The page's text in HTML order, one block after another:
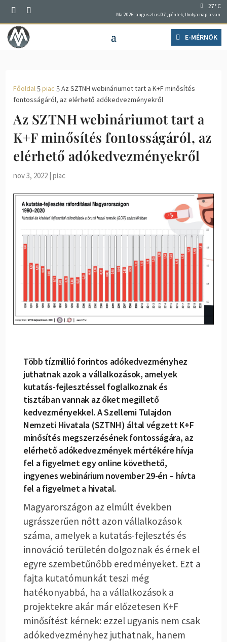
27° C
Ma 2026. augusztus 07., péntek, Ibolya napja van.
E-MÉRNÖK
Főoldal 5 piac 5 Az SZTNH webináriumot tart a K+F minősítés
fontosságáról, az elérhető adókedvezményekről
Az SZTNH webináriumot tart a
K+F minősítés fontosságáról, az
elérhető adókedvezményekről
nov 3, 2022 |piac
Több tízmillió forintos adókedvezményhez
juthatnak azok a vállalkozások, amelyek
kutatás-fejlesztéssel foglalkoznak és
tisztában vannak az őket megillető
kedvezményekkel. A Szellemi Tulajdon
Nemzeti Hivatala (SZTNH) által végzett K+F
minősítés megszerzésének fontosságára, az
elérhető adókedvezmények mértékére hívja
fel a figyelmet egy online követhető,
ingyenes webinárium november 29-én – hívta
fel a figyelmet a hivatal.
Magyarországon az elmúlt években
ugrásszerűen nőtt azon vállalkozások
száma, amelyek a kutatás-fejlesztés és
innováció területén dolgoznak és érnek el
egyre szembetűnőbb eredményeket. Ezt a
fajta kutatómunkát teszi még
hatékonyabbá, ha a vállalkozások a
projektekre akár már előzetesen K+F
minősítést kérnek: ezzel ugyanis nem csak
adókedvezményhez juthatnak, hanem